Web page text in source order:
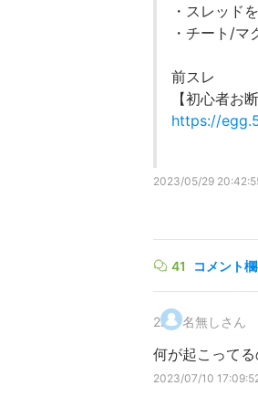
・スレッド
・チート/
前スレ
【初心者お
https://
2023/05/29
41 コメント
2. 名無しさん
何が起こって
2023/07/10